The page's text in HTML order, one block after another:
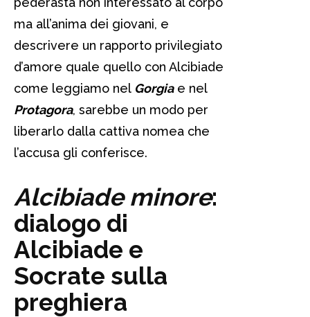
ma all’anima dei giovani, e
descrivere un rapporto privilegiato
d’amore quale quello con Alcibiade
come leggiamo nel Gorgiae nel
Protagora, sarebbe un modo per
liberarlo dalla cattiva nomea che
l’accusa gli conferisce.
Alcibiade minore:
dialogo di
Alcibiade e
Socrate sulla
preghiera